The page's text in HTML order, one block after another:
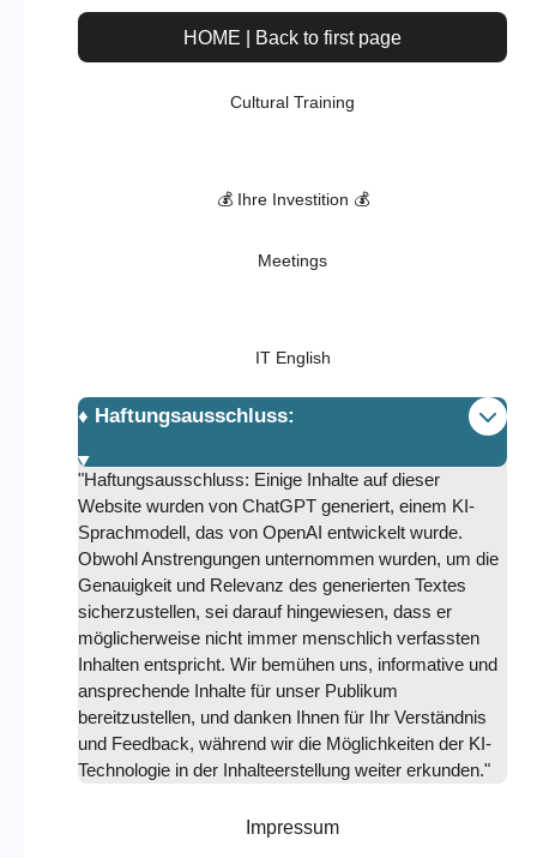
HOME | Back to first page
Cultural Training
💰 Ihre Investition 💰
Meetings
IT English
♦️ Haftungsausschluss:
"Haftungsausschluss: Einige Inhalte auf dieser
Website wurden von ChatGPT generiert, einem KI-
Sprachmodell, das von OpenAI entwickelt wurde.
Obwohl Anstrengungen unternommen wurden, um die
Genauigkeit und Relevanz des generierten Textes
sicherzustellen, sei darauf hingewiesen, dass er
möglicherweise nicht immer menschlich verfassten
Inhalten entspricht. Wir bemühen uns, informative und
ansprechende Inhalte für unser Publikum
bereitzustellen, und danken Ihnen für Ihr Verständnis
und Feedback, während wir die Möglichkeiten der KI-
Technologie in der Inhalteerstellung weiter erkunden."
Impressum